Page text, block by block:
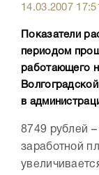
14.03.2007 17:51
Показатели
периодом
работающего
в
8749 рублей
заработной